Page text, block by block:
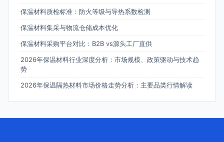
保温材料质检标准：防火等级与导热系数检测
保温材料集采与物流仓储成本优化
保温材料采购平台对比：B2B vs源头工厂直供
2026年保温材料行业深度分析：市场规模、政策驱动与技术趋
势
2026年保温隔热材料市场价格走势分析：主要品类行情解读